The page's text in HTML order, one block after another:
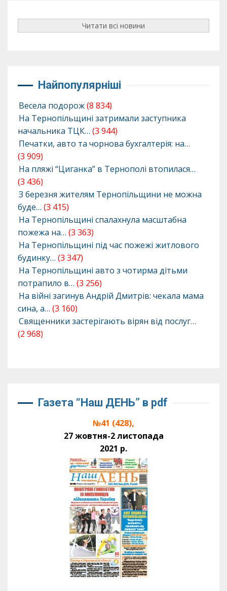
Читати всі новини
Найпопулярніші
Весела подорож(8 834)
На Тернопільщині затримали заступника
начальника ТЦК… (3 944)
Печатки, авто та чорнова бухгалтерія: на…
(3 909)
На пляжі “Циганка” в Тернополі втопилася…
(3 436)
З березня жителям Тернопільщини не можна
буде… (3 415)
На Тернопільщині спалахнула масштабна
пожежа на… (3 363)
На Тернопільщині під час пожежі житлового
будинку… (3 347)
На Тернопільщині авто з чотирма дітьми
потрапило в… (3 256)
На війні загинув Андрій Дмитрів: чекала мама
сина, а… (3 160)
Священники застерігають вірян від послуг…
(2 968)
Газета “Наш ДЕНЬ” в pdf
№41 (428),
27 жовтня-2 листопада
2021 р.